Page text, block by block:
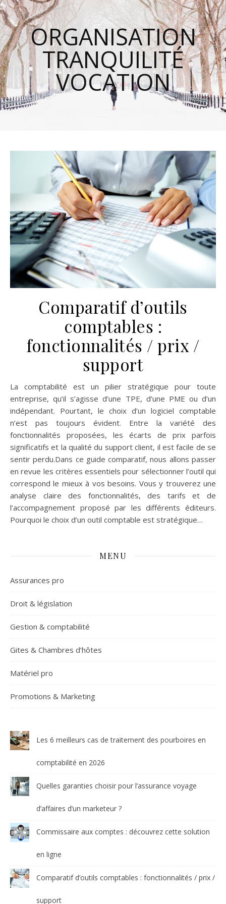
ORGANISATION
TRANQUILITÉ
VOCATION
Comparatif d’outils
comptables :
fonctionnalités / prix /
support
La comptabilité est un pilier stratégique pour toute
entreprise, qu’il s’agisse d’une TPE, d’une PME ou d’un
indépendant. Pourtant, le choix d’un logiciel comptable
n’est pas toujours évident. Entre la variété des
fonctionnalités proposées, les écarts de prix parfois
significatifs et la qualité du support client, il est facile de se
sentir perdu.Dans ce guide comparatif, nous allons passer
en revue les critères essentiels pour sélectionner l’outil qui
correspond le mieux à vos besoins. Vous y trouverez une
analyse claire des fonctionnalités, des tarifs et de
l’accompagnement proposé par les différents éditeurs.
Pourquoi le choix d’un outil comptable est stratégique…
MENU
Assurances pro
Droit & législation
Gestion & comptabilité
Gites & Chambres d’hôtes
Matériel pro
Promotions & Marketing
Les 6 meilleurs cas de traitement des pourboires en
comptabilité en 2026
Quelles garanties choisir pour l’assurance voyage
d’affaires d’un marketeur ?
Commissaire aux comptes : découvrez cette solution
en ligne
Comparatif d’outils comptables : fonctionnalités / prix /
support